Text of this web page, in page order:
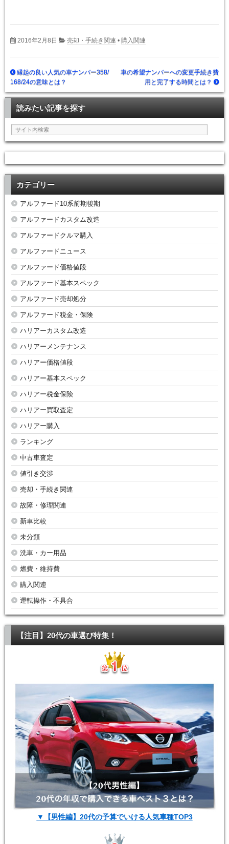
2016年2月8日 売却・手続き関連 • 購入関連
縁起の良い人気の車ナンバー358/
168/24の意味とは？
車の希望ナンバーへの変更手続き費
用と完了する時間とは？
読みたい記事を探す
カテゴリー
アルファード10系前期後期
アルファードカスタム改造
アルファードクルマ購入
アルファードニュース
アルファード価格値段
アルファード基本スペック
アルファード売却処分
アルファード税金・保険
ハリアーカスタム改造
ハリアーメンテナンス
ハリアー価格値段
ハリアー基本スペック
ハリアー税金保険
ハリアー買取査定
ハリアー購入
ランキング
中古車査定
値引き交渉
売却・手続き関連
故障・修理関連
新車比較
未分類
洗車・カー用品
燃費・維持費
購入関連
運転操作・不具合
【注目】20代の車選び特集！
▼【男性編】20代の予算でいける人気車種TOP3